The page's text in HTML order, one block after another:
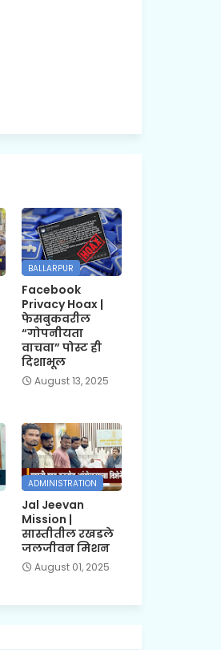
BALLARPUR
Facebook
Privacy Hoax |
फेसबुकवरील
“गोपनीयता
वाचवा” पोस्ट ही
दिशाभूल
August 13, 2025
ADMINISTRATION
Jal Jeevan
Mission |
सास्तीतील रखडले
जलजीवन मिशन
August 01, 2025